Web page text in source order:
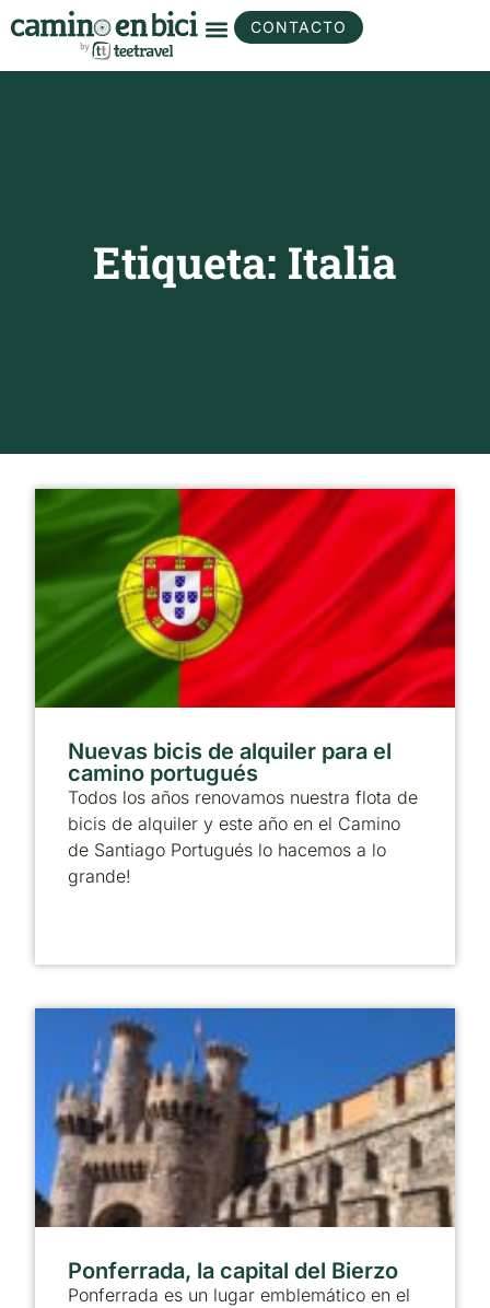
CONTACTO
Etiqueta: Italia
Nuevas bicis de alquiler para el
camino portugués
Todos los años renovamos nuestra flota de
bicis de alquiler y este año en el Camino
de Santiago Portugués lo hacemos a lo
grande!
Ponferrada, la capital del Bierzo
Ponferrada es un lugar emblemático en el